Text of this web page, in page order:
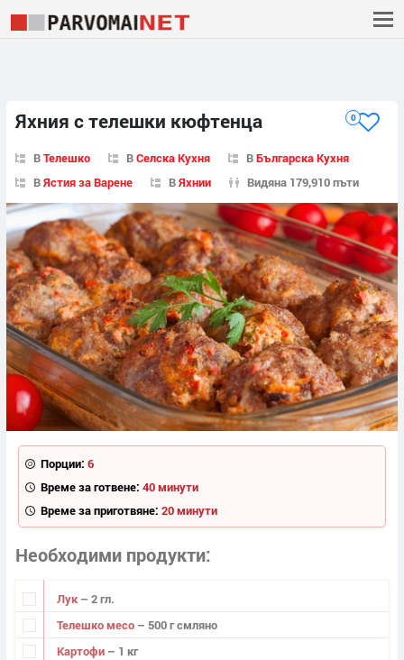
Яхния с телешки кюфтенца 0
ВТелешко ВСелска Кухня ВБългарска Кухня
ВЯстия за Варене ВЯхнии Видяна 179,910 пъти
Порции: 6
Време за готвене: 40 минути
Време за приготвяне: 20 минути
Необходими продукти
Лук – 2 гл.
Телешко месо – 500 г смляно
Картофи – 1 кг